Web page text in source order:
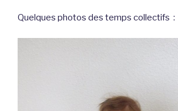
Quelques photos des temps collectifs :